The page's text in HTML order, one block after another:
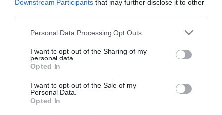
Downstream Participants that may further disclose it to other
Please note that this website/app uses one or more Google
not limited to your visit or usage behaviour. You may click to
grant or deny consent to Google and its third-party tags to
use your data for below specified purposes in below Google
consent section.
Personal Data Processing Opt Outs
I want to opt-out of the Sharing of my
personal data.
Opted In
I want to opt-out of the Sale of my
Personal Data.
Opted In